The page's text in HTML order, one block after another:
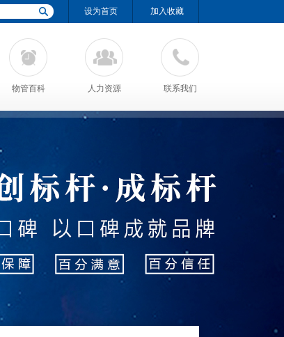
设为首页 加入收藏
物管百科 人力资源 联系我们